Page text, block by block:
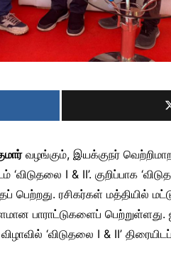
வழங்கும், இயக்குநர்
‘விடுதலை I & II’. குறிப்பாக
ரசிகர்கள் மத்தியில்
பாராட்டுகளைப்
‘விடுதலை I & II’